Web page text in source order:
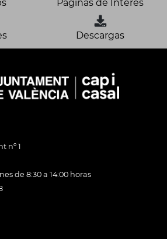
Páginas de Interés
Descargas
nº 1
de 8:30 a 14:00 horas